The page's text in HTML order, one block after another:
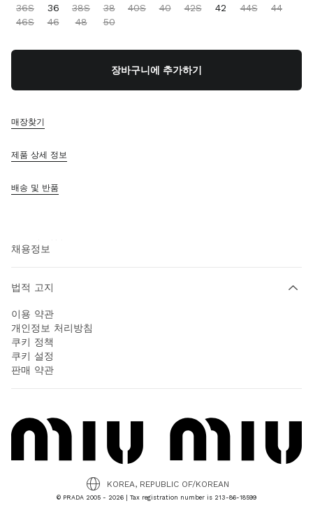
36S 36 38S 38 40S 40 42S 42 44S
44
46S
46 48 50
장바구니에 추가하기
매장찾기
제품 상세 정보
배송 및 반품
080-522-7198
연락처
사이트맵
지원
주문 추적
반품
회사
채용정보
법적 고지
이용 약관
개인정보 처리방침
쿠키 정책
쿠키 설정
판매 약관
© PRADA 2005 - 2026 | Tax registration number is 213-86-18599
KOREA, REPUBLIC OF/KOREAN